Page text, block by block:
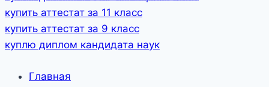
купить аттестат за 11 класс
купить аттестат за 9 класс
куплю диплом кандидата наук
Главная